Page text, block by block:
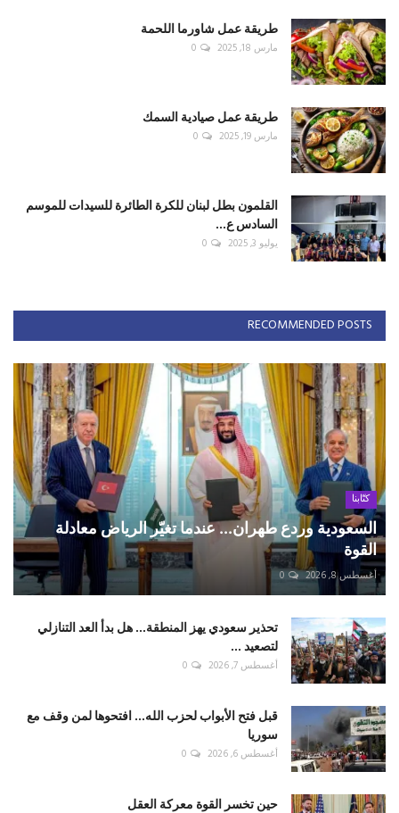
طريقة عمل شاورما اللحمة
مارس 18, 2025 0
طريقة عمل صيادية السمك
مارس 19, 2025 0
القلمون بطل لبنان للكرة الطائرة للسيدات للموسم
السادس ع...
يوليو 3, 2025 0
RECOMMENDED POSTS
كتّابنا
السعودية وردع طهران... عندما تغيّر الرياض معادلة
القوة
أغسطس 8, 2026 0
تحذير سعودي يهز المنطقة... هل بدأ العد التنازلي
لتصعيد ...
أغسطس 7, 2026 0
قبل فتح الأبواب لحزب الله... افتحوها لمن وقف مع
سوريا
أغسطس 6, 2026 0
حين تخسر القوة معركة العقل